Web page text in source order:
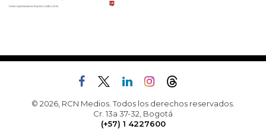
© 2026, RCN Medios. Todos los derechos reservados.
Cr. 13a 37-32, Bogotá
(+57) 1 4227600